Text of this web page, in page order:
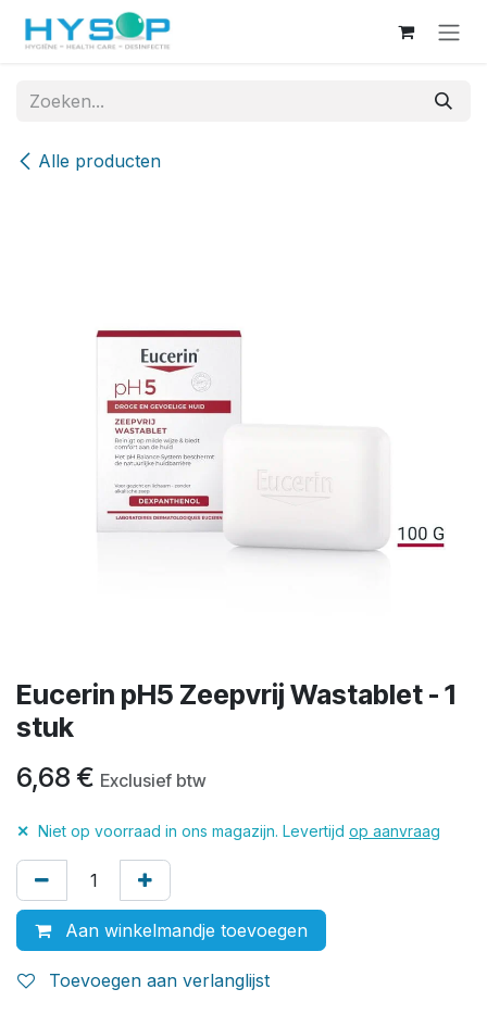
Overslaan naar inhoud
Alle producten
Eucerin pH5 Zeepvrij Wastablet - 1
stuk
6,68 € Exclusief btw
✕ Niet op voorraad in ons magazijn. Levertijd op aanvraag
Aan winkelmandje toevoegen
Toevoegen aan verlanglijst